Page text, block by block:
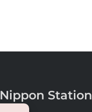
Nippon Station